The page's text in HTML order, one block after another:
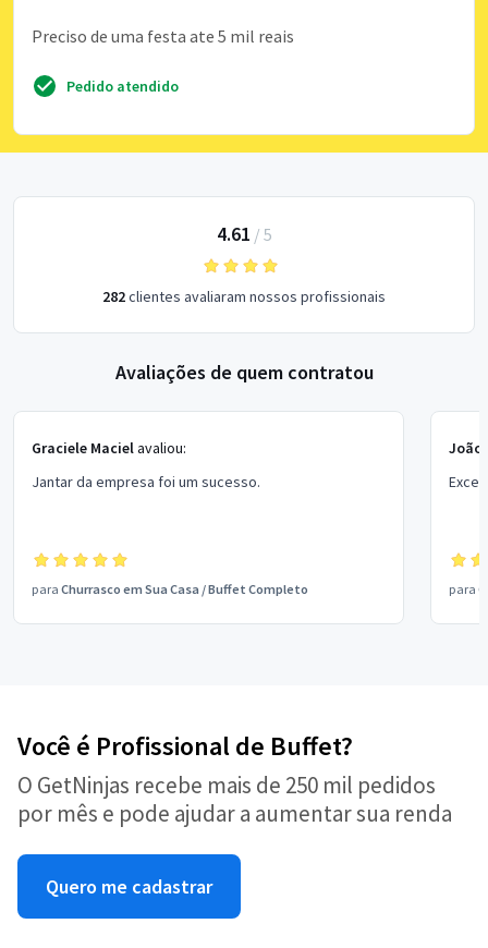
Preciso de uma festa ate 5 mil reais
Pedido atendido
4.61 / 5
282clientes avaliaram nossos profissionais
Avaliações de quem contratou
Graciele Macielavaliou:
Jantar da empresa foi um sucesso.
para Churrasco em Sua Casa /Buffet Completo
João
para
Você é Profissional de Buffet?
O GetNinjas recebe mais de 250 mil pedidos
por mês e pode ajudar a aumentar sua renda
Quero me cadastrar